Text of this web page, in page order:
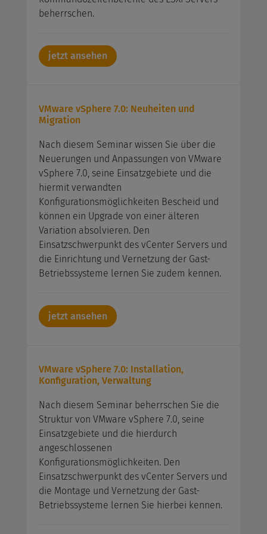
beherrschen.
jetzt ansehen
VMware vSphere 7.0: Neuheiten und
Migration
Nach diesem Seminar wissen Sie über die
Neuerungen und Anpassungen von VMware
vSphere 7.0, seine Einsatzgebiete und die
hiermit verwandten
Konfigurationsmöglichkeiten Bescheid und
können ein Upgrade von einer älteren
Variation absolvieren. Den
Einsatzschwerpunkt des vCenter Servers und
die Einrichtung und Vernetzung der Gast-
Betriebssysteme lernen Sie zudem kennen.
jetzt ansehen
VMware vSphere 7.0: Installation,
Konfiguration, Verwaltung
Nach diesem Seminar beherrschen Sie die
Struktur von VMware vSphere 7.0, seine
Einsatzgebiete und die hierdurch
angeschlossenen
Konfigurationsmöglichkeiten. Den
Einsatzschwerpunkt des vCenter Servers und
die Montage und Vernetzung der Gast-
Betriebssysteme lernen Sie hierbei kennen.